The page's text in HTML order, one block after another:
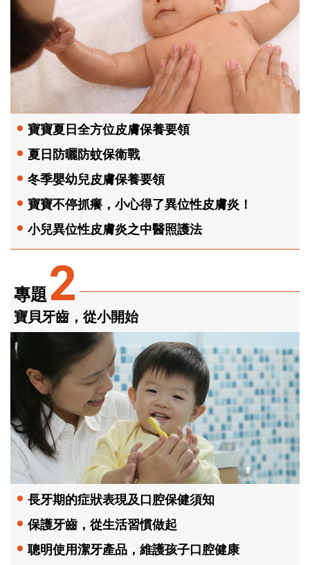
專題2
寶貝牙齒，從小開始
長牙期的症狀表現及口腔保健須知
保護牙齒，從生活習慣做起
聰明使用潔牙產品，維護孩子口腔健康
寶寶夏日全方位皮膚保養要領
夏日防曬防蚊保衛戰
冬季嬰幼兒皮膚保養要領
寶寶不停抓癢，小心得了異位性皮膚炎！
小兒異位性皮膚炎之中醫照護法